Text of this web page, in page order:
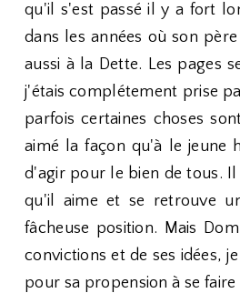
qu'il s'est passé il y a fort
dans les années où son
aussi à la Dette. Les pages
j'étais complétement prise
parfois certaines choses
aimé la façon qu'à le jeune
d'agir pour le bien de tous.
qu'il aime et se retrouve
fâcheuse position. Mais
convictions et de ses idées,
pour sa propension à se faire